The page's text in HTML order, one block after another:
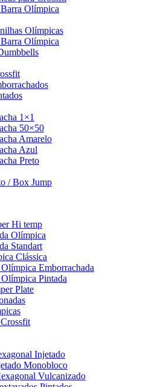
Olímpica
Olímpicas
Olímpica
1×1
50×50
Amarelo
Azul
Preto
/ Box Jump
Hi temp
Olímpica
Standart
Clássica
Emborrachada
Pintada
Plate
Injetado
Monobloco
Vulcanizado